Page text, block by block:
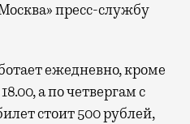
пресс-службу
ежедневно, кроме
а по четвергам с
стоит 500 рублей,